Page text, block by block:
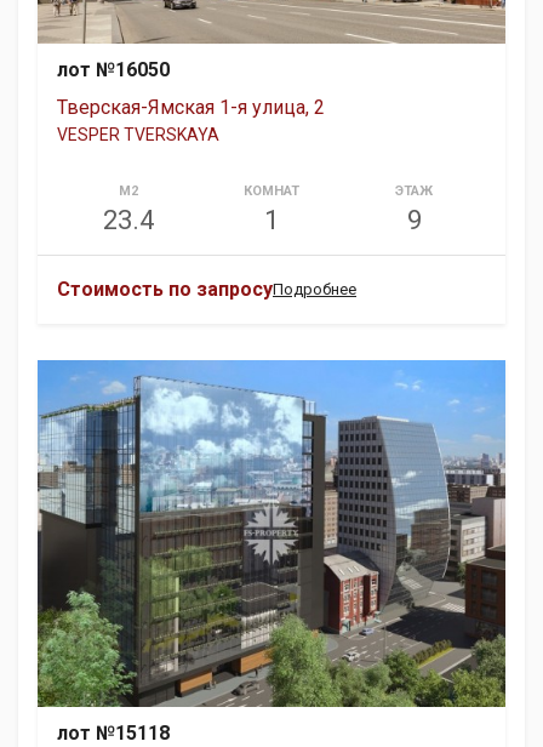
лот №16050
Тверская-Ямская 1-я улица, 2
VESPER TVERSKAYA
М2
23.4
КОМНАТ
1
ЭТАЖ
9
Стоимость по запросуПодробнее
лот №15118